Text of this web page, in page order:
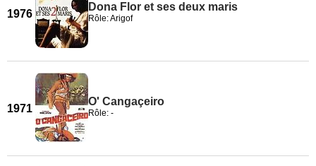
1976
Dona Flor et ses deux maris
Rôle: Arigof
1971
O' Cangaçeiro
Rôle: -